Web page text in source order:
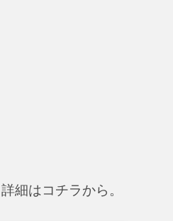
細はコチラから。